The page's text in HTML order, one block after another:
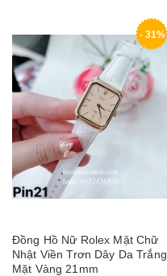
- 31%
Đồng Hồ Nữ Rolex Mặt Chữ
Nhật Viền Trơn Dây Da Trắng
Mặt Vàng 21mm